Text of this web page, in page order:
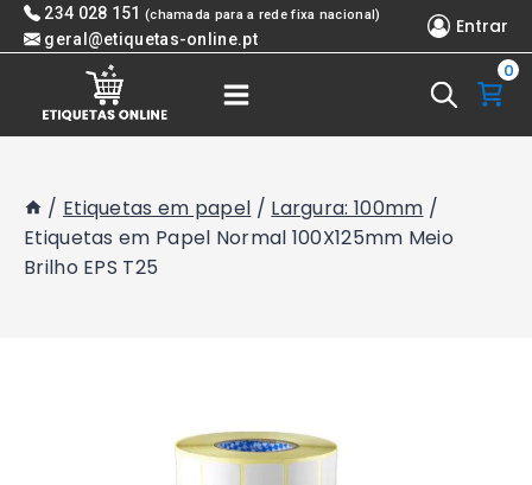
Skip 234 028 151 (chamada para a rede fixa nacional)
geral@etiquetas-online.pt
Entrar
0
/ Etiquetas em papel / Largura: 100mm /
Etiquetas em Papel Normal 100X125mm Meio
Brilho EPS T25